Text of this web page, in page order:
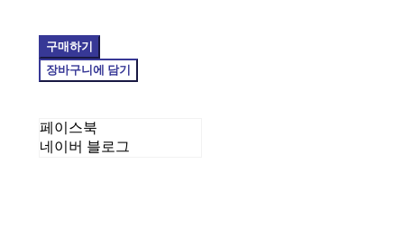
구매하기
장바구니에 담기
페이스북
네이버 블로그